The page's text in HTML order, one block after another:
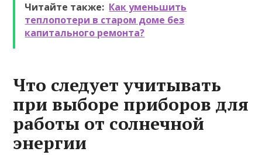
Читайте также: Как уменьшить
теплопотери в старом доме без
капитального ремонта?
Что следует учитывать
при выборе приборов для
работы от солнечной
энергии